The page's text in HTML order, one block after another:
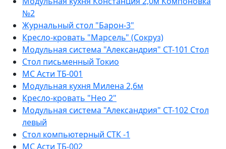
№2
Журнальный стол "Барон-3"
Кресло-кровать "Марсель" (Сокруз)
Модульная система "Александрия" СТ-101 Стол
Стол письменный Токио
МС Асти ТБ-001
Модульная кухня Милена 2,6м
Кресло-кровать "Нео 2"
Модульная система "Александрия" СТ-102 Стол
левый
Стол компьютерный СТК -1
МС Асти ТБ-002